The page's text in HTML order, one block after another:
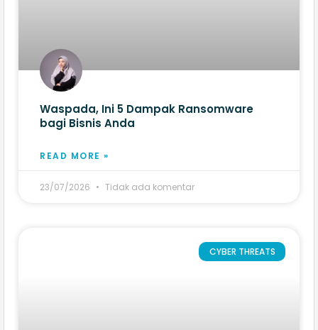
Waspada, Ini 5 Dampak Ransomware
bagi Bisnis Anda
READ MORE »
23/07/2026 Tidak ada komentar
CYBER THREATS